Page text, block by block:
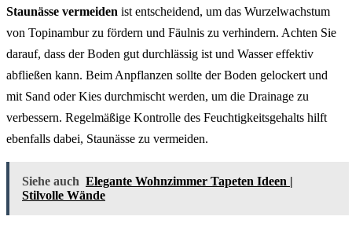
Staunässe vermeiden ist entscheidend, um das Wurzelwachstum
von Topinambur zu fördern und Fäulnis zu verhindern. Achten Sie
darauf, dass der Boden gut durchlässig ist und Wasser effektiv
abfließen kann. Beim Anpflanzen sollte der Boden gelockert und
mit Sand oder Kies durchmischt werden, um die Drainage zu
verbessern. Regelmäßige Kontrolle des Feuchtigkeitsgehalts hilft
ebenfalls dabei, Staunässe zu vermeiden.
Siehe auch Elegante Wohnzimmer Tapeten Ideen |
Stilvolle Wände